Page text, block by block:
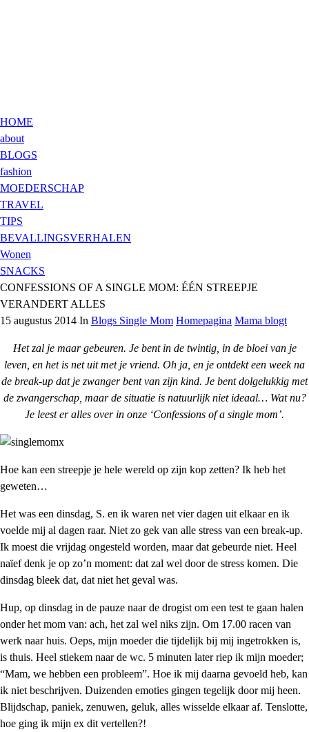
HOME
about
BLOGS
fashion
MOEDERSCHAP
TRAVEL
TIPS
BEVALLINGSVERHALEN
Wonen
SNACKS
CONFESSIONS OF A SINGLE MOM: ÉÉN STREEPJE
VERANDERT ALLES
15 augustus 2014 In Blogs Single Mom Homepagina Mama blogt
Het zal je maar gebeuren. Je bent in de twintig, in de bloei van je
leven, en het is net uit met je vriend. Oh ja, en je ontdekt een week na
de break-up dat je zwanger bent van zijn kind. Je bent dolgelukkig met
de zwangerschap, maar de situatie is natuurlijk niet ideaal… Wat nu?
Je leest er alles over in onze ‘Confessions of a single mom’.
Hoe kan een streepje je hele wereld op zijn kop zetten? Ik heb het
geweten…
Het was een dinsdag, S. en ik waren net vier dagen uit elkaar en ik
voelde mij al dagen raar. Niet zo gek van alle stress van een break-up.
Ik moest die vrijdag ongesteld worden, maar dat gebeurde niet. Heel
naïef denk je op zo’n moment: dat zal wel door de stress komen. Die
dinsdag bleek dat, dat niet het geval was.
Hup, op dinsdag in de pauze naar de drogist om een test te gaan halen
onder het mom van: ach, het zal wel niks zijn. Om 17.00 racen van
werk naar huis. Oeps, mijn moeder die tijdelijk bij mij ingetrokken is,
is thuis. Heel stiekem naar de wc. 5 minuten later riep ik mijn moeder;
“Mam, we hebben een probleem”. Hoe ik mij daarna gevoeld heb, kan
ik niet beschrijven. Duizenden emoties gingen tegelijk door mij heen.
Blijdschap, paniek, zenuwen, geluk, alles wisselde elkaar af. Tenslotte,
hoe ging ik mijn ex dit vertellen?!